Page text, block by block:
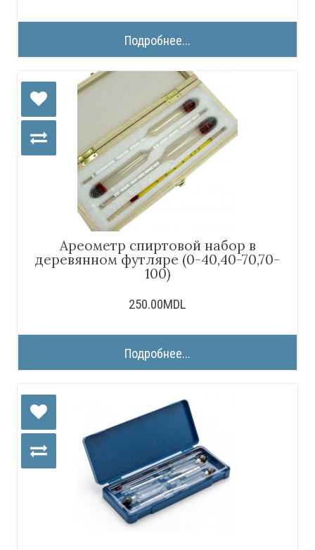
Подробнее...
Ареометр спиртовой набор в
деревянном футляре (0-40,40-70,70-
100)
250.00MDL
Подробнее...